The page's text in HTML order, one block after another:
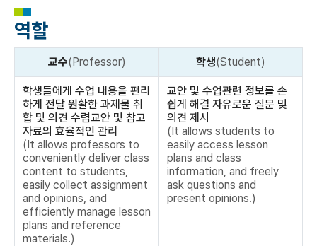
역할
교수(Professor) 학생(Student)
학생들에게 수업 내용을 편리
하게 전달 원활한 과제물 취
합 및 의견 수렴교안 및 참고
자료의 효율적인 관리
(It allows professors to
conveniently deliver class
content to students,
easily collect assignment
and opinions, and
efficiently manage lesson
plans and reference
materials.)
교안 및 수업관련 정보를 손
쉽게 해결 자유로운 질문 및
의견 제시
(It allows students to
easily access lesson
plans and class
information, and freely
ask questions and
present opinions.)